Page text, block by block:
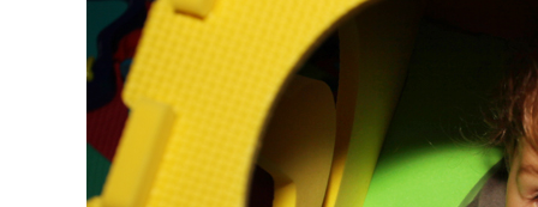
navigation